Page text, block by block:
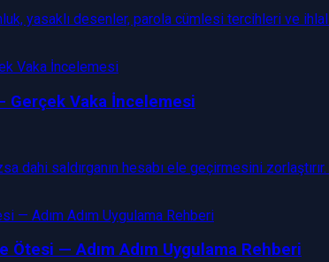
yasaklı desenler, parola cümlesi tercihleri ve
Gerçek Vaka İncelemesi
saldırganın hesabı ele geçirmesini
Ötesi — Adım Adım Uygulama Rehberi